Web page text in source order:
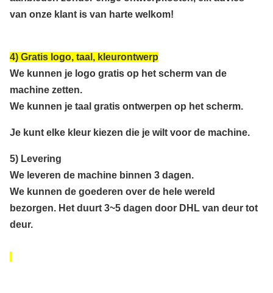
van onze klant is van harte welkom!
4) Gratis logo, taal, kleurontwerp
We kunnen je logo gratis op het scherm van de
machine zetten.
We kunnen je taal gratis ontwerpen op het scherm.
Je kunt elke kleur kiezen die je wilt voor de machine.
5) Levering
We leveren de machine binnen 3 dagen.
We kunnen de goederen over de hele wereld
bezorgen. Het duurt 3~5 dagen door DHL van deur tot
deur.